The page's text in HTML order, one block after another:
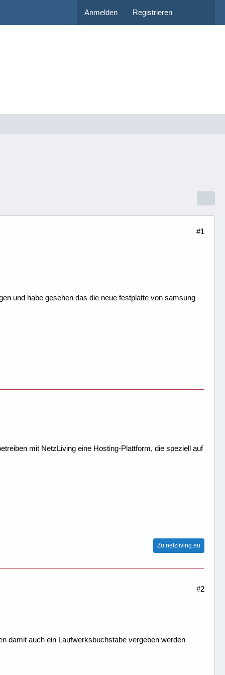
Anmelden Registrieren
#1
und habe gesehen das die neue festplatte von samsung
mit NetzLiving eine Hosting-Plattform, die speziell auf
Zu netzliving.eu
#2
damit auch ein Laufwerksbuchstabe vergeben werden